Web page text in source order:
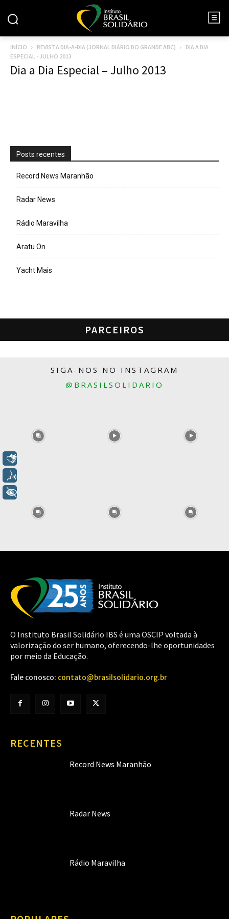
INÍCIO REVISTA DIA-A-DIA (JORNAL DIÁRIO DO GRANDE ABC)
DIA A DIA
ESPECIAL - JULHO 2013
Dia a Dia Especial – Julho 2013
Posts recentes
Record News Maranhão
Radar News
Rádio Maravilha
Aratu On
Yacht Mais
PARCEIROS
SIGA-NOS NO INSTAGRAM
@BRASILSOLIDARIO
O Instituto Brasil Solidário IBS é uma OSCIP voltada à
valorização do ser humano, oferecendo-lhe oportunidades
por meio da Educação.
Fale conosco: contato@brasilsolidario.org.br
RECENTES
Record News Maranhão
Radar News
Rádio Maravilha